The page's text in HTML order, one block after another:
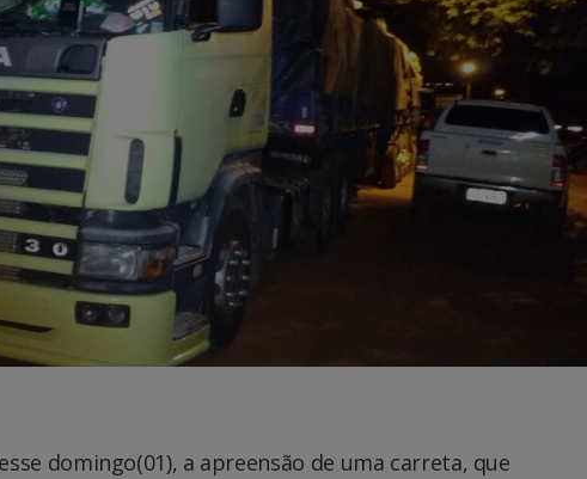
domingo(01), a apreensão de uma carreta, que